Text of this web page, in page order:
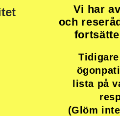
Vi har
och
lista på
(Glöm